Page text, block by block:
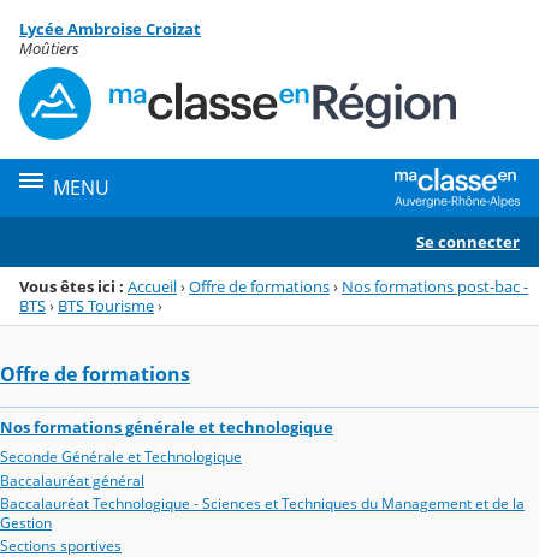
Menu de la rubrique
Contenu
Lycée Ambroise Croizat
Moûtiers
MENU
Se connecter
Vous êtes ici : Accueil›Offre de formations› Nos formations post-bac -
BTS› BTS Tourisme›
Offre de formations
Nos formations générale et technologique
Seconde Générale et Technologique
Baccalauréat général
Baccalauréat Technologique - Sciences et Techniques du Management et de la
Gestion
Sections sportives